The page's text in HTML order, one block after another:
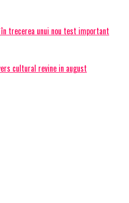
în trecerea unui nou test important
cultural revine in august